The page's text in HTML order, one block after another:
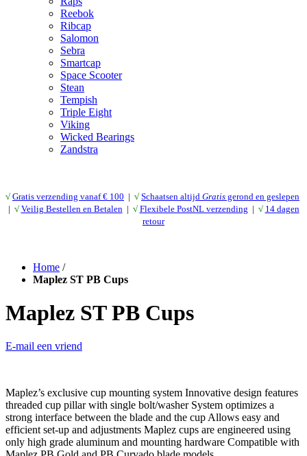
Reebok
Ribcap
Salomon
Sebra
Smartcap
Space Scooter
Stean
Tempish
Triple Eight
Viking
Wicked Bearings
Zandstra
√ Gratis verzending vanaf € 100 | √ Schaatsen altijd Gratis gerond en geslepen
| √ Veilig Bestellen en Betalen | √ Flexibele PostNL verzending | √ 14 dagen
retour
Home /
Maplez ST PB Cups
Maplez ST PB Cups
E-mail een vriend
Maplez’s exclusive cup mounting system Innovative design features
threaded cup pillar with single bolt/washer System optimizes a
strong interface between the blade and the cup Allows easy and
efficient set-up and adjustments Maplez cups are engineered using
only high grade aluminum and mounting hardware Compatible with